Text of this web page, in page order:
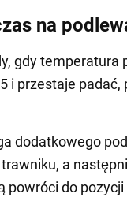
na
gdy temperatura
i przestaje
dodatkowego
a
powróci do